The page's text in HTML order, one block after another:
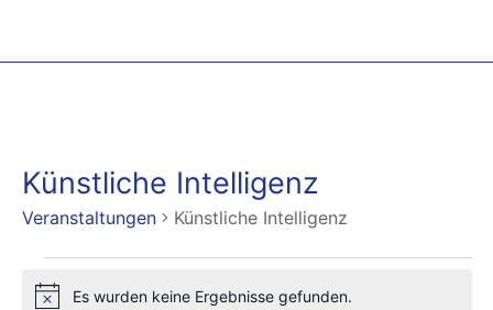
Künstliche Intelligenz
Veranstaltungen Künstliche Intelligenz
HinweisEs wurden keine Ergebnisse gefunden.